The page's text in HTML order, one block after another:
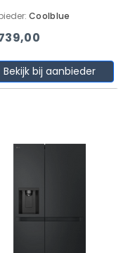
Coolblue
Bekijk bij aanbieder